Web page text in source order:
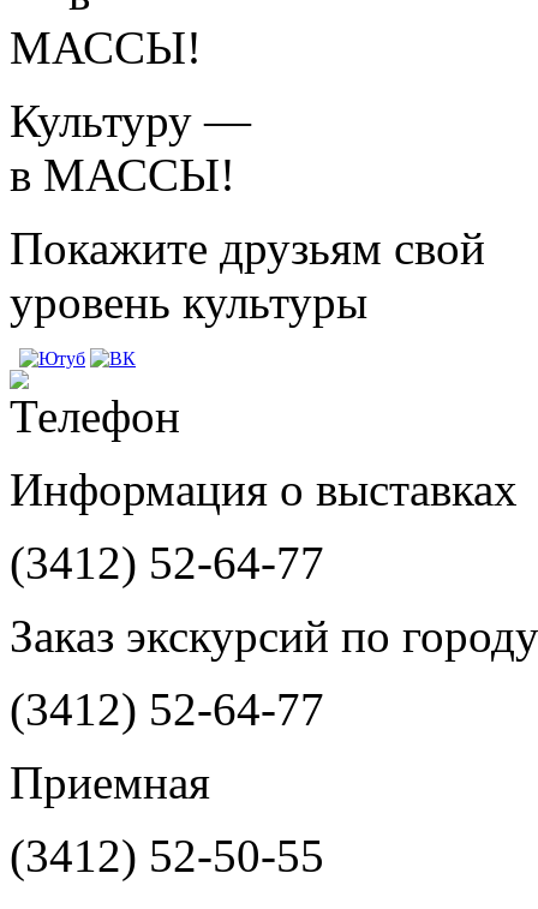
Культуру —
в МАССЫ!
Покажите друзьям свой
уровень культуры
Информация о выставках
(3412) 52-64-77
Заказ экскурсий по городу
(3412) 52-64-77
Приемная
(3412) 52-50-55